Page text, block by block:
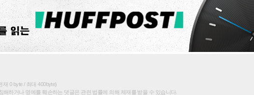
0 byte / 최대 400byte)
해하거나 명예를 훼손하는 댓글은 관련 법률에 의해 제재를 받을 수 있습니다.